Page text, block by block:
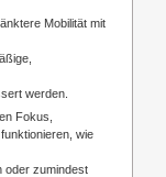
Mobilität mit
werden.
Fokus,
wie
oder zumindest